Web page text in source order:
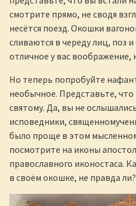
смотрите прямо, не сводя
несётся поезд. Окошки
сливаются в череду лиц, поз
отличное у вас воображение,
Но теперь попробуйте
необычное. Представьте,
святому. Да, вы не
исповедники,
было проще в этом
посмотрите на иконы
православного иконостаса.
в своём окошке, не правда ли?